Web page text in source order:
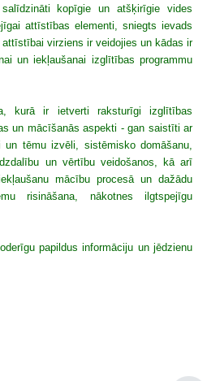
kopīgie un atšķirīgie vides
attīstības elementi, sniegts ievads
virziens ir veidojies un kādas ir
un iekļaušanai izglītības programmu
kurā ir ietverti raksturīgi izglītības
un mācīšanās aspekti - gan saistīti ar
tēmu izvēli, sistēmisko domāšanu,
un vērtību veidošanos, kā arī
mācību procesā un dažādu
risināšana, nākotnes ilgtspejīgu
papildus informāciju un jēdzienu